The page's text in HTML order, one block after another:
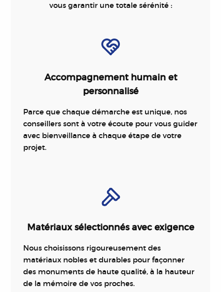
vous garantir une totale sérénité :
Accompagnement humain et
personnalisé
Parce que chaque démarche est unique, nos
conseillers sont à votre écoute pour vous guider
avec bienveillance à chaque étape de votre
projet.
Matériaux sélectionnés avec exigence
Nous choisissons rigoureusement des
matériaux nobles et durables pour façonner
des monuments de haute qualité, à la hauteur
de la mémoire de vos proches.